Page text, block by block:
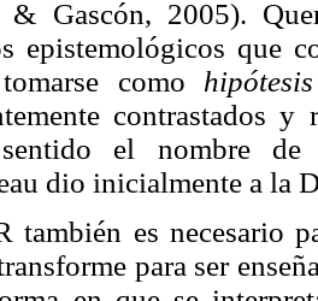
& Gascón, 2005).
epistemológicos que
como
contrastados
el nombre
dio inicialmente a la
también es necesario
para ser